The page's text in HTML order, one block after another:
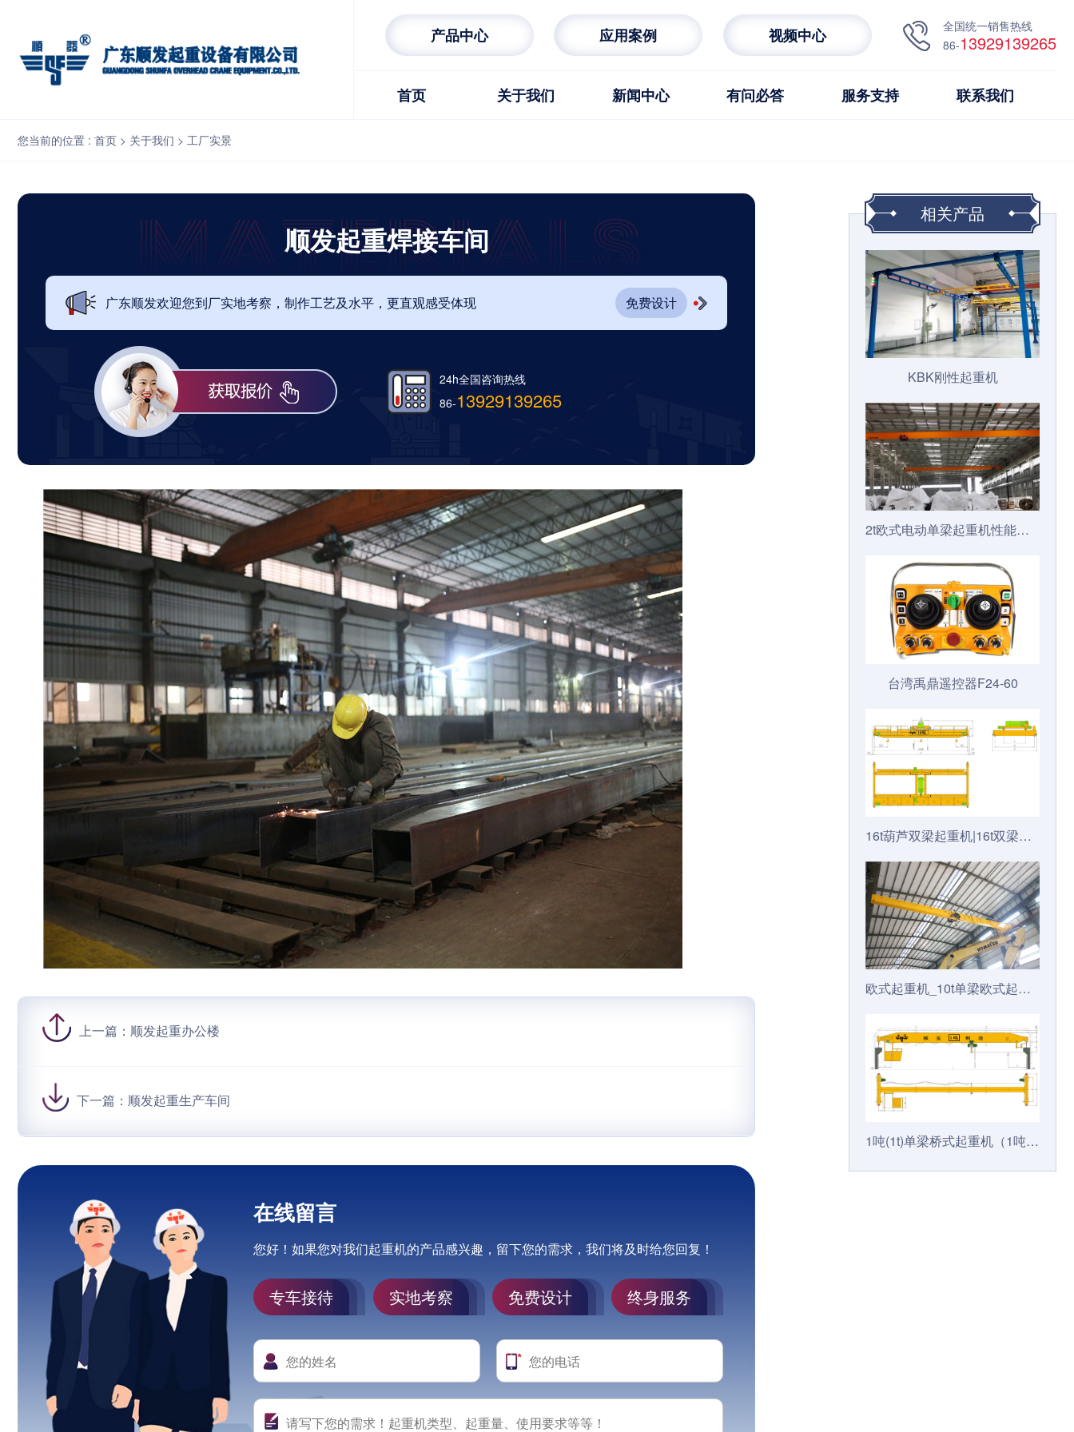
产品中心 应用案例 视频中心
全国统一销售热线
86-13929139265
首页 关于我们 新闻中心 有问必答 服务支持 联系我们
顺发起重焊接车间
您当前的位置 : 首页 > 关于我们 > 工厂实景
顺发起重焊接车间
广东顺发欢迎您到厂实地考察，制作工艺及水平，更直观感受体现 免费设计
24h全国咨询热线
86-13929139265
上一篇： 顺发起重办公楼
下一篇： 顺发起重生产车间
在线留言
您好！如果您对我们起重机的产品感兴趣，留下您的需求，我们将及时给您回复！
专车接待 实地考察 免费设计 终身服务
相关产品
KBK刚性起重机
2t欧式电动单梁起重机性能及技术参数
台湾禹鼎遥控器F24-60
16t葫芦双梁起重机|16t双梁天车|16t双梁行车|16t双梁行吊-广东顺发起重设备有限公司
欧式起重机_10t单梁欧式起重机_10t单梁起重机技术参数
1吨(1t)单梁桥式起重机（1吨天车、1吨行吊、1吨行车）